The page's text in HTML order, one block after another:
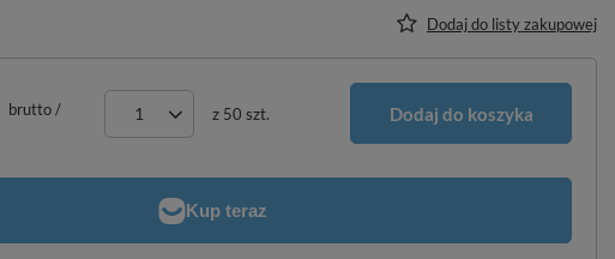
Dodaj do listy zakupowej
brutto/
z 50 szt. Dodaj do koszyka